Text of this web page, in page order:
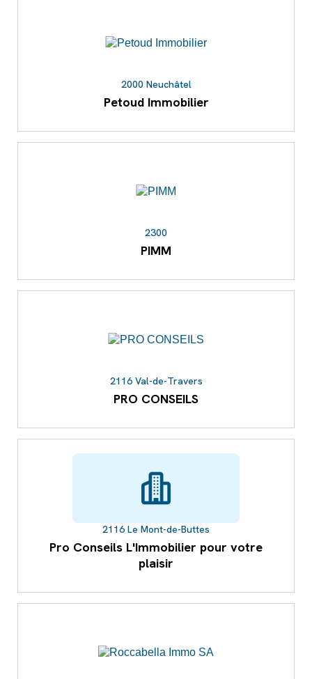
2000 Neuchâtel
Petoud Immobilier
2300
PIMM
2116 Val-de-Travers
PRO CONSEILS
2116 Le Mont-de-Buttes
Pro Conseils L'Immobilier pour votre
plaisir